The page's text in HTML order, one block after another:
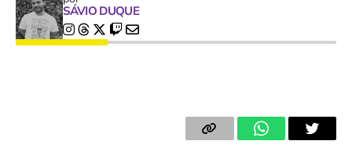
SÁVIO DUQUE